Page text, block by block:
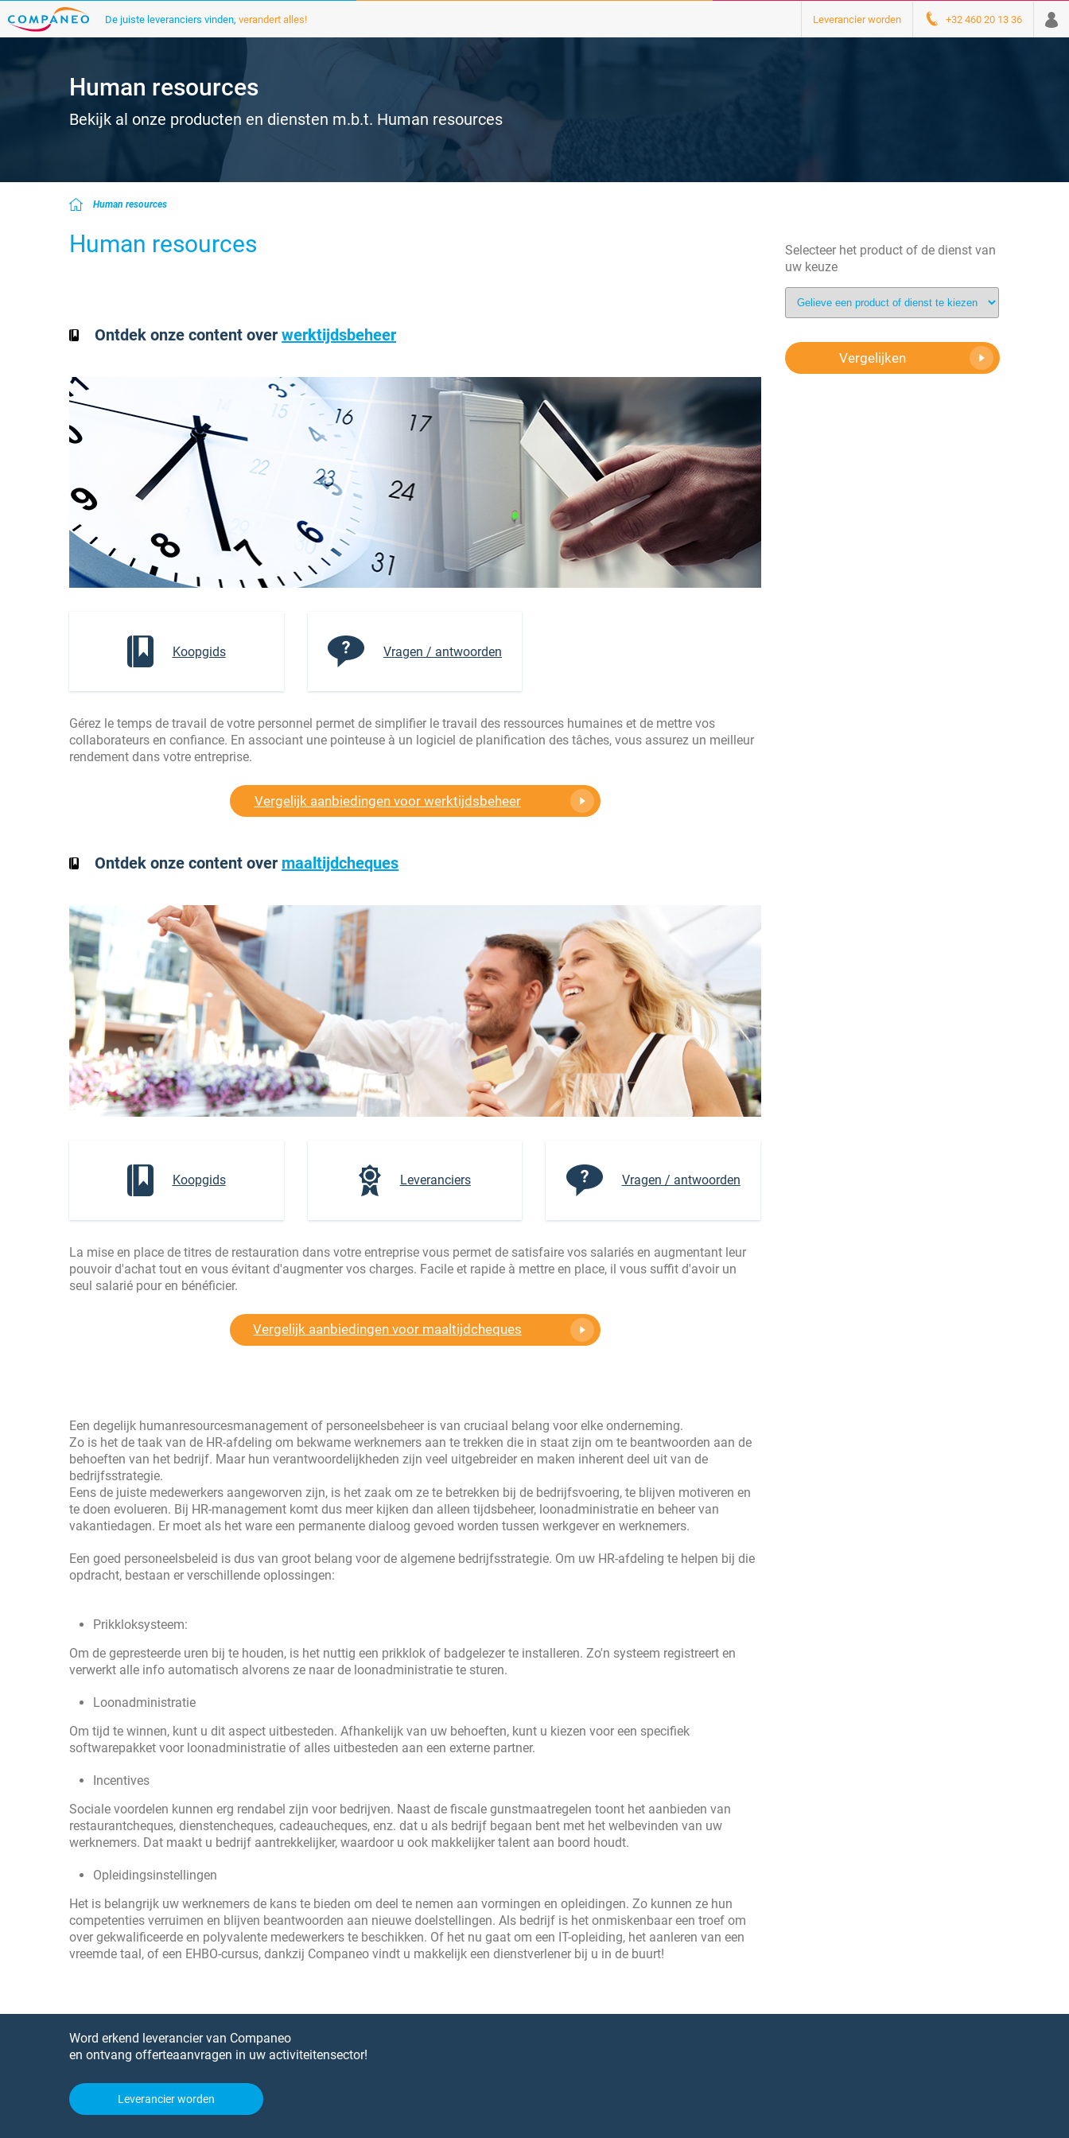
De juiste leveranciers vinden, verandert alles! Leverancier worden +32 460 20 13 36
Human resources
Bekijk al onze producten en diensten m.b.t. Human resources
Human resources
Human resources
Ontdek onze content overwerktijdsbeheer
Koopgids Vragen / antwoorden
Gérez le temps de travail de votre personnel permet de simplifier le travail des ressources humaines et de mettre vos
collaborateurs en confiance. En associant une pointeuse à un logiciel de planification des tâches, vous assurez un meilleur
rendement dans votre entreprise.
Vergelijk aanbiedingen voor werktijdsbeheer
Ontdek onze content over maaltijdcheques
Koopgids Leveranciers Vragen / antwoorden
La mise en place de titres de restauration dans votre entreprise vous permet de satisfaire vos salariés en augmentant leur
pouvoir d'achat tout en vous évitant d'augmenter vos charges. Facile et rapide à mettre en place, il vous suffit d'avoir un
seul salarié pour en bénéficier.
Vergelijk aanbiedingen voor maaltijdcheques
Een degelijk humanresourcesmanagement of personeelsbeheer is van cruciaal belang voor elke onderneming.
Zo is het de taak van de HR-afdeling om bekwame werknemers aan te trekken die in staat zijn om te beantwoorden aan de
behoeften van het bedrijf. Maar hun verantwoordelijkheden zijn veel uitgebreider en maken inherent deel uit van de
bedrijfsstrategie.
Eens de juiste medewerkers aangeworven zijn, is het zaak om ze te betrekken bij de bedrijfsvoering, te blijven motiveren en
te doen evolueren. Bij HR-management komt dus meer kijken dan alleen tijdsbeheer, loonadministratie en beheer van
vakantiedagen. Er moet als het ware een permanente dialoog gevoed worden tussen werkgever en werknemers.
Een goed personeelsbeleid is dus van groot belang voor de algemene bedrijfsstrategie. Om uw HR-afdeling te helpen bij die
opdracht, bestaan er verschillende oplossingen:
Prikkloksysteem:
Om de gepresteerde uren bij te houden, is het nuttig een prikklok of badgelezer te installeren. Zo'n systeem registreert en
verwerkt alle info automatisch alvorens ze naar de loonadministratie te sturen.
Loonadministratie
Om tijd te winnen, kunt u dit aspect uitbesteden. Afhankelijk van uw behoeften, kunt u kiezen voor een specifiek
softwarepakket voor loonadministratie of alles uitbesteden aan een externe partner.
Incentives
Sociale voordelen kunnen erg rendabel zijn voor bedrijven. Naast de fiscale gunstmaatregelen toont het aanbieden van
restaurantcheques, dienstencheques, cadeaucheques, enz. dat u als bedrijf begaan bent met het welbevinden van uw
werknemers. Dat maakt u bedrijf aantrekkelijker, waardoor u ook makkelijker talent aan boord houdt.
Opleidingsinstellingen
Het is belangrijk uw werknemers de kans te bieden om deel te nemen aan vormingen en opleidingen. Zo kunnen ze hun
competenties verruimen en blijven beantwoorden aan nieuwe doelstellingen. Als bedrijf is het onmiskenbaar een troef om
over gekwalificeerde en polyvalente medewerkers te beschikken. Of het nu gaat om een IT-opleiding, het aanleren van een
vreemde taal, of een EHBO-cursus, dankzij Companeo vindt u makkelijk een dienstverlener bij u in de buurt!
Selecteer het product of de dienst van
uw keuze
Vergelijken
Word erkend leverancier van Companeo
en ontvang offerteaanvragen in uw activiteitensector!
Leverancier worden